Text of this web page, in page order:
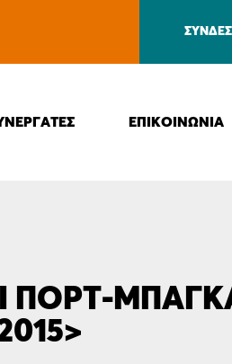
ΕΠΙΚΟΙΝΩΝΙΑ
ΠΟΡΤ-